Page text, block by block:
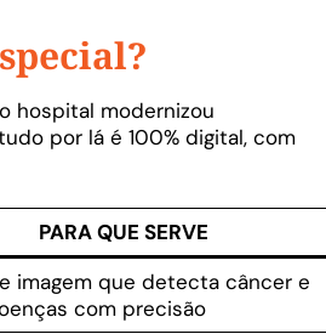
hospital modernizou
por lá é 100% digital, com
PARA QUE SERVE
imagem que detecta câncer e
com precisão